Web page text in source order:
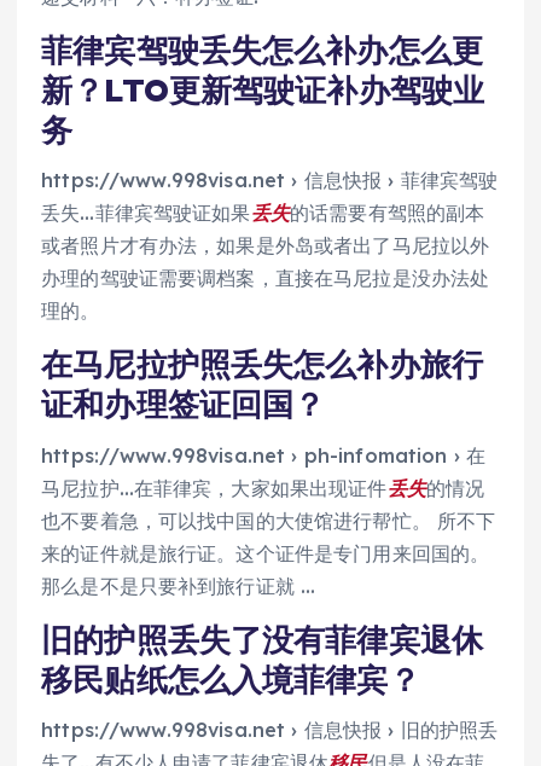
菲律宾驾驶丢失怎么补办怎么更
新？LTO更新驾驶证补办驾驶业
务
https://www.998visa.net › 信息快报 › 菲律宾驾驶
丢失…菲律宾驾驶证如果丢失的话需要有驾照的副本
或者照片才有办法，如果是外岛或者出了马尼拉以外
办理的驾驶证需要调档案，直接在马尼拉是没办法处
理的。
在马尼拉护照丢失怎么补办旅行
证和办理签证回国？
https://www.998visa.net › ph-infomation › 在
马尼拉护…在菲律宾，大家如果出现证件丢失的情况
也不要着急，可以找中国的大使馆进行帮忙。 所不下
来的证件就是旅行证。这个证件是专门用来回国的。
那么是不是只要补到旅行证就 …
旧的护照丢失了没有菲律宾退休
移民贴纸怎么入境菲律宾？
https://www.998visa.net › 信息快报 › 旧的护照丢